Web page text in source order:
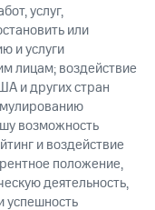
услуг,
или
и услуги
лицам; воздействие
и других стран
возможность
и воздействие
положение,
деятельность,
успешность